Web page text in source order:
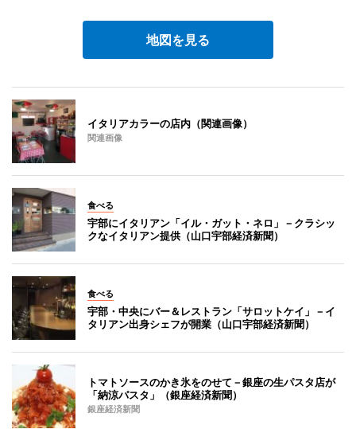
地図を見る
イタリアカラーの店内（関連画像）
関連画像
食べる
宇部にイタリアン「イル・ガット・ネロ」－クラシッ
クなイタリアン提供（山口宇部経済新聞）
食べる
宇部・中央にバー＆レストラン「サロットケイ」－イ
タリアン出身シェフが開業（山口宇部経済新聞）
トマトソースのかき氷をのせて－銀座の生パスタ店が
「納涼パスタ」（銀座経済新聞）
銀座経済新聞